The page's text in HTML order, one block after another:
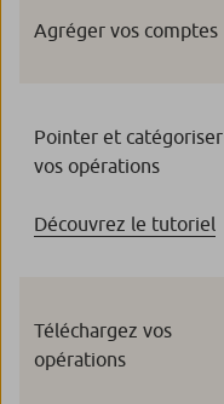
Agréger vos comptes
Pointer et catégoriser
vos opérations
Découvrez le tutoriel
Téléchargez vos
opérations